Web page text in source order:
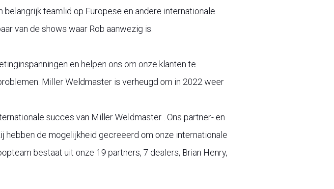
teamlid op Europese en andere internationale
van de shows waar Rob aanwezig is.
en helpen ons om onze klanten te
Miller Weldmaster is verheugd om in 2022 weer
succes van Miller Weldmaster . Ons partner- en
hebben de mogelijkheid gecreëerd om onze internationale
bestaat uit onze 19 partners, 7 dealers, Brian Henry,